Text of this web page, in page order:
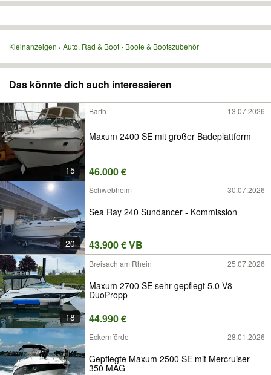
Kleinanzeigen Auto, Rad & Boot Boote & Bootszubehör
Das könnte dich auch interessieren
15
Barth 13.07.2026
Maxum 2400 SE mit großer Badeplattform
46.000 €
20
Schwebheim 30.07.2026
Sea Ray 240 Sundancer - Kommission
43.900 € VB
18
Breisach am Rhein 25.07.2026
Maxum 2700 SE sehr gepflegt 5.0 V8
DuoPropp
44.990 €
Eckernförde 28.01.2026
Gepflegte Maxum 2500 SE mit Mercruiser
350 MAG